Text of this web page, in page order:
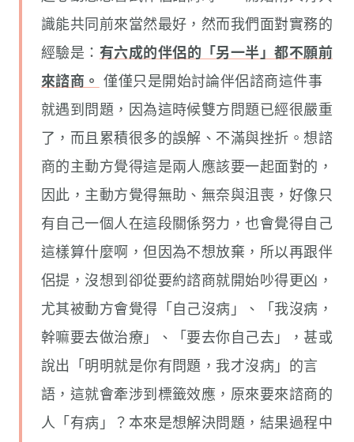
識能共同前來當然最好，然而我們面對實務的
經驗是： 有六成的伴侶的「另一半」都不願前
來諮商。 僅僅只是開始討論伴侶諮商這件事
就遇到問題，因為這時候雙方問題已經很嚴重
了，而且累積很多的誤解、不滿與挫折。想諮
商的主動方覺得這是兩人應該要一起面對的，
因此，主動方覺得無助、無奈與沮喪，好像只
有自己一個人在這段關係努力，也會覺得自己
這樣算什麼啊，但因為不想放棄，所以再跟伴
侶提，沒想到卻從要約諮商就開始吵得更凶，
尤其被動方會覺得「自己沒病」、「我沒病，
幹嘛要去做治療」、「要去你自己去」，甚或
說出「明明就是你有問題，我才沒病」的言
語，這就會牽涉到標籤效應，原來要來諮商的
人「有病」？本來是想解決問題，結果過程中